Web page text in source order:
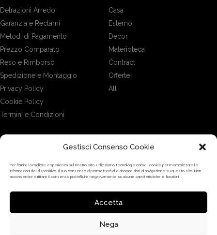
Gestisci Consenso Cookie
Per fornire la migliore esperienza sul nostro sito, utilizziamo tecnologie come i cookie per memorizzare le
informazioni del dispositivo. Il tuo consenso ci permetterà di elaborare dati di navigazione su questo sito. Non
acconsentire o ritirare il consenso può influire negativamente su alcune caratteristiche e funzioni.
Accetta
Nega
Detrazioni Arredo
Garanzia e Reclami
Metodi di Pagamento
Prezzo Comparato
Reso e Rimborso
Spedizione e Montaggio
Privacy Policy
Cookie Policy
Termini e Condizioni
Casa
Esterno
Decor
Materioteca
Contract
Offerte
All